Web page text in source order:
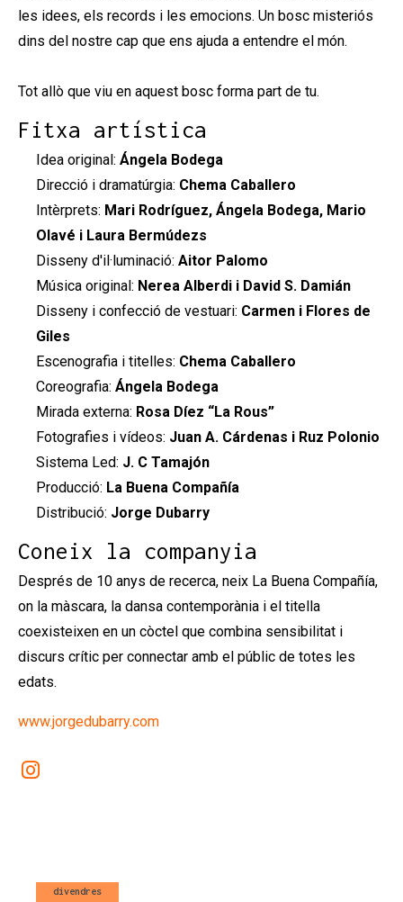
les idees, els records i les emocions. Un bosc misteriós
dins del nostre cap que ens ajuda a entendre el món.
Tot allò que viu en aquest bosc forma part de tu.
Fitxa artística
Idea original: Ángela Bodega
Direcció i dramatúrgia: Chema Caballero
Intèrprets: Mari Rodríguez, Ángela Bodega, Mario
Olavé i Laura Bermúdezs
Disseny d'il·luminació: Aitor Palomo
Música original: Nerea Alberdi i David S. Damián
Disseny i confecció de vestuari: Carmen i Flores de
Giles
Escenografia i titelles: Chema Caballero
Coreografia: Ángela Bodega
Mirada externa: Rosa Díez “La Rous”
Fotografies i vídeos: Juan A. Cárdenas i Ruz Polonio
Sistema Led: J. C Tamajón
Producció: La Buena Compañía
Distribució: Jorge Dubarry
Coneix la companyia
Després de 10 anys de recerca, neix La Buena Compañía,
on la màscara, la dansa contemporània i el titella
coexisteixen en un còctel que combina sensibilitat i
discurs crític per connectar amb el públic de totes les
edats.
www.jorgedubarry.com
Link a instagram
divendres